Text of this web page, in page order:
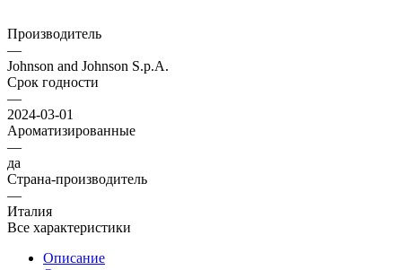
Производитель
—
Johnson and Johnson S.p.A.
Срок годности
—
2024-03-01
Ароматизированные
—
да
Страна-производитель
—
Италия
Все характеристики
Описание